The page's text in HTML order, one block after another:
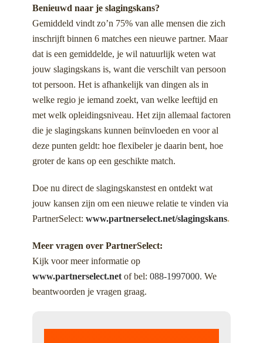
Benieuwd naar je slagingskans?
Gemiddeld vindt zo’n 75% van alle mensen die zich
inschrijft binnen 6 matches een nieuwe partner. Maar
dat is een gemiddelde, je wil natuurlijk weten wat
jouw slagingskans is, want die verschilt van persoon
tot persoon. Het is afhankelijk van dingen als in
welke regio je iemand zoekt, van welke leeftijd en
met welk opleidingsniveau. Het zijn allemaal factoren
die je slagingskans kunnen beïnvloeden en voor al
deze punten geldt: hoe flexibeler je daarin bent, hoe
groter de kans op een geschikte match.
Doe nu direct de slagingskanstest en ontdekt wat
jouw kansen zijn om een nieuwe relatie te vinden via
PartnerSelect: www.partnerselect.net/slagingskans.
Meer vragen over PartnerSelect:
Kijk voor meer informatie op
www.partnerselect.net of bel: 088-1997000. We
beantwoorden je vragen graag.